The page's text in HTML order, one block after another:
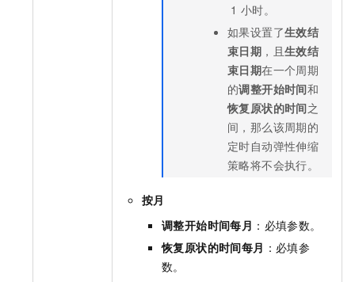
1 小时。
如果设置了生效结
束日期 ，且生效结
束日期在一个周期
的调整开始时间和
恢复原状的时间之
间，那么该周期的
定时自动弹性伸缩
策略将不会执行。
按月
调整开始时间每月 ：必填参数。
恢复原状的时间每月 ：必填参
数。